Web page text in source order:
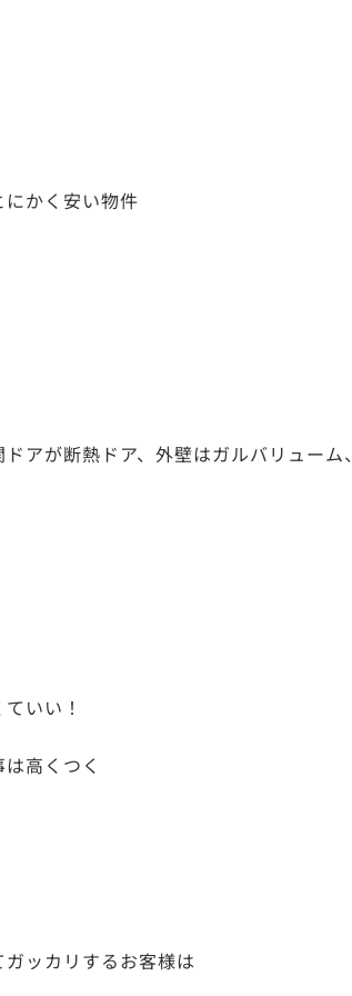
かく安い物件
アが断熱ドア、外壁はガルバリューム、
いい！
高くつく
ッカリするお客様は